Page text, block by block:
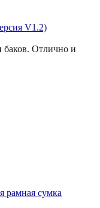
V1.2)
баков. Отлично и
рамная сумка